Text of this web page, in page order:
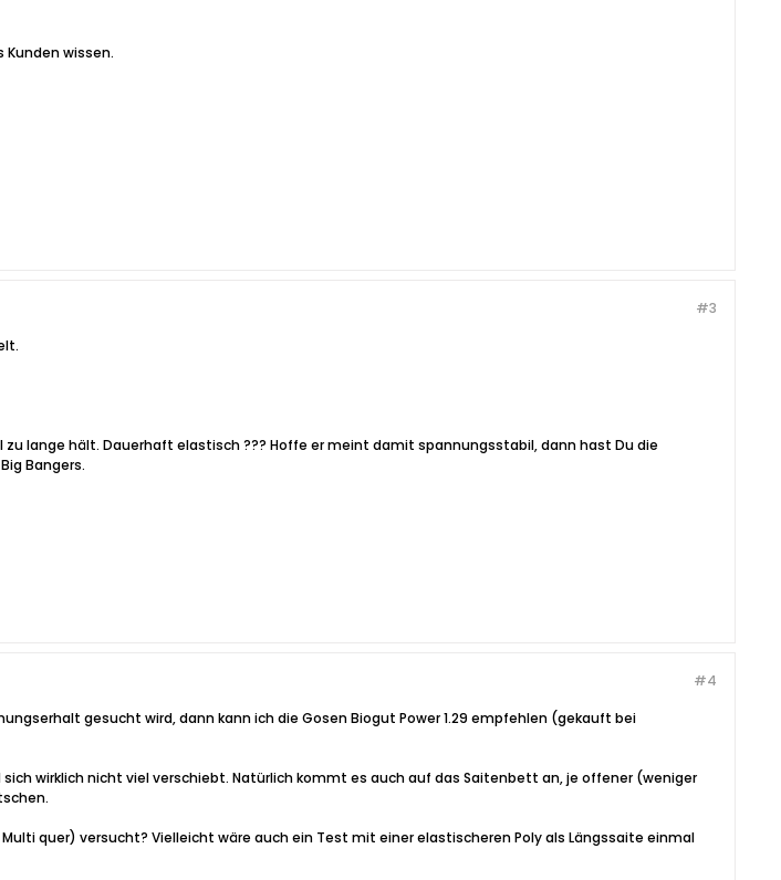
Kunden wissen.
#3
lange hält. Dauerhaft elastisch ??? Hoffe er meint damit spannungsstabil, dann hast Du die
Bangers.
#4
gesucht wird, dann kann ich die Gosen Biogut Power 1.29 empfehlen (gekauft bei
wirklich nicht viel verschiebt. Natürlich kommt es auch auf das Saitenbett an, je offener (weniger
quer) versucht? Vielleicht wäre auch ein Test mit einer elastischeren Poly als Längssaite einmal